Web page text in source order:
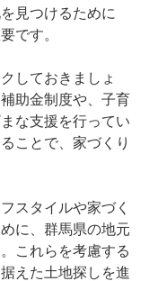
見つけるために
です。
しておきましょ
助金制度や、子育
な支援を行ってい
ことで、家づくり
スタイルや家づく
に、群馬県の地元
これらを考慮する
えた土地探しを進